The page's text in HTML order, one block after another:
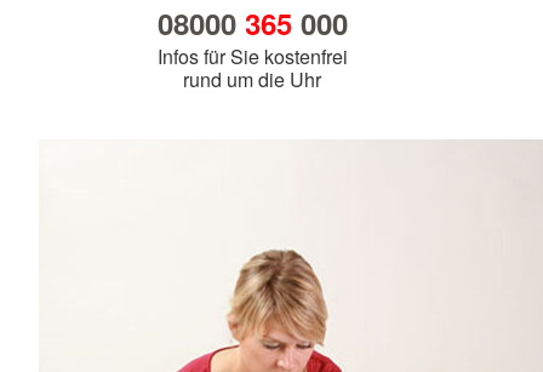
08000 365000
Infos für Sie kostenfrei
rund um die Uhr